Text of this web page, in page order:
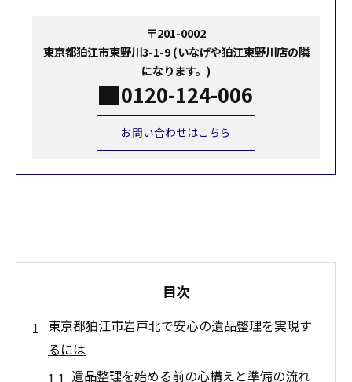
〒201-0002
東京都狛江市東野川3-1-9 (いなげや狛江東野川店の隣
になります。)
0120-124-006
お問い合わせはこちら
目次
東京都狛江市岩戸北で安心の遺品整理を実現す
るには
遺品整理を始める前の心構えと準備の流れ